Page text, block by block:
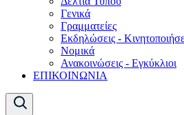
Γενικά
Γραμματείες
Εκδηλώσεις -
Νομικά
Ανακοινώσεις - Εγκύκλιοι
ΕΠΙΚΟΙΝΩΝΙΑ